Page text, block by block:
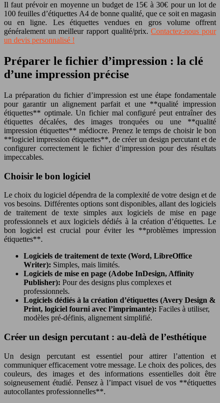
Il faut prévoir en moyenne un budget de 15€ à 30€ pour un lot de
100 feuilles d’étiquettes A4 de bonne qualité, que ce soit en magasin
ou en ligne. Les étiquettes vendues en gros volume offrent
généralement un meilleur rapport qualité/prix.Contactez-nous pour
un devis personnalisé !
Préparer le fichier d’impression : la clé
d’une impression précise
La préparation du fichier d’impression est une étape fondamentale
pour garantir un alignement parfait et une **qualité impression
étiquettes** optimale. Un fichier mal configuré peut entraîner des
étiquettes décalées, des images tronquées ou une **qualité
impression étiquettes** médiocre. Prenez le temps de choisir le bon
**logiciel impression étiquettes**, de créer un design percutant et de
configurer correctement le fichier d’impression pour des résultats
impeccables.
Choisir le bon logiciel
Le choix du logiciel dépendra de la complexité de votre design et de
vos besoins. Différentes options sont disponibles, allant des logiciels
de traitement de texte simples aux logiciels de mise en page
professionnels et aux logiciels dédiés à la création d’étiquettes. Le
bon logiciel est crucial pour éviter les **problèmes impression
étiquettes**.
Logiciels de traitement de texte (Word, LibreOffice
Writer): Simples, mais limités.
Logiciels de mise en page (Adobe InDesign, Affinity
Publisher): Pour des designs plus complexes et
professionnels.
Logiciels dédiés à la création d’étiquettes (Avery Design &
Print, logiciel fourni avec l’imprimante): Faciles à utiliser,
modèles pré-définis, alignement simplifié.
Créer un design percutant : au-delà de l’esthétique
Un design percutant est essentiel pour attirer l’attention et
communiquer efficacement votre message. Le choix des polices, des
couleurs, des images et des informations essentielles doit être
soigneusement étudié. Pensez à l’impact visuel de vos **étiquettes
autocollantes professionnelles**.